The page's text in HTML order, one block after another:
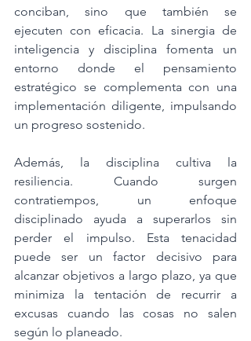
conciban, sino que también se
ejecuten con eficacia. La sinergia de
inteligencia y disciplina fomenta un
entorno donde el pensamiento
estratégico se complementa con una
implementación diligente, impulsando
un progreso sostenido.
Además, la disciplina cultiva la
resiliencia. Cuando surgen
contratiempos, un enfoque
disciplinado ayuda a superarlos sin
perder el impulso. Esta tenacidad
puede ser un factor decisivo para
alcanzar objetivos a largo plazo, ya que
minimiza la tentación de recurrir a
excusas cuando las cosas no salen
según lo planeado.